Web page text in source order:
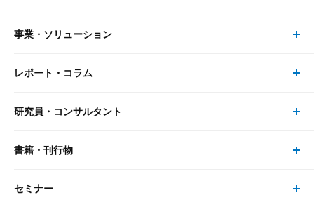
事業・ソリューション
事業・ソリューション トップ
リサーチ
レポート・コラム
レポート・コラム トップ
最新のレポート・コラム
研究員・コンサルタント
研究員・コンサルタント トップ
研究員
書籍・刊行物
書籍・刊行物 トップ
セミナー